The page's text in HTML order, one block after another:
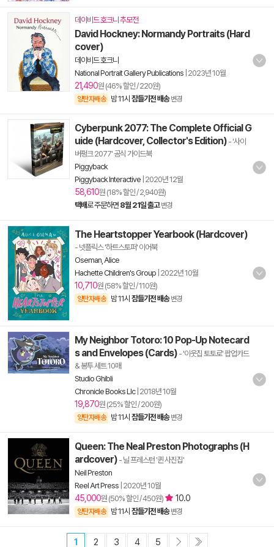
데이비드 호크니 추모전
David Hockney: Normandy Portraits (Hard
cover)
데이비드 호크니
National Portrait Gallery Publications 2023년 10월
21,490원 (46% 할인 / 220원)
양탄자배송 밤 11시 잠들기전 배송 변경
Cyberpunk 2077: The Complete Official G
uide (Hardcover, Collector's Edition) - '사이
버펑크 2077' 공식 가이드북
Piggyback
Piggyback Interactive 2020년 12월
58,610원 (18% 할인 / 2,940원)
택배로 주문하면 8월 21일 출고 변경
The Heartstopper Yearbook (Hardcover)
- 넷플릭스 '하트스토퍼' 이어북
Oseman, Alice
Hachette Children's Group 2022년 10월
10,710원 (58% 할인 / 110원)
양탄자배송 밤 11시 잠들기전 배송 변경
My Neighbor Totoro: 10 Pop-Up Notecard
s and Envelopes (Cards) - '이웃집 토토로' 팝업카드
& 봉투 세트 10매
Studio Ghibli
Chronicle Books Llc| 2018년 10월
19,870원 (25% 할인 / 200원)
양탄자배송 밤 11시 잠들기전 배송 변경
Queen: The Neal Preston Photographs (H
ardcover) - 닐 프레스턴 '퀸 사진집'
Neil Preston
Reel Art Press 2020년 10월
45,000원 (50% 할인 / 450원) 10.0
양탄자배송 밤 11시 잠들기전 배송 변경
1 2 3 4 5